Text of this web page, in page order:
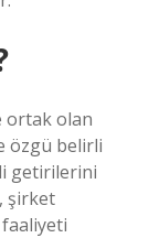
ortak olan
özgü belirli
getirilerini
şirket